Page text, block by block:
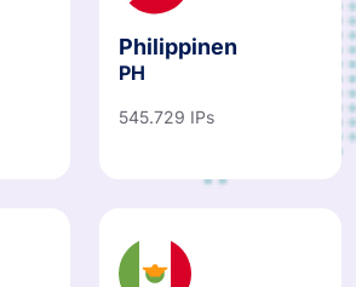
Philippinen
PH